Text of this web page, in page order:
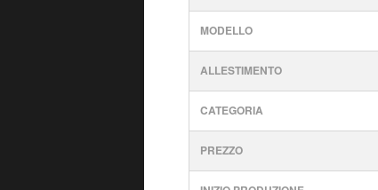
MODELLO
ALLESTIMENTO
CATEGORIA
PREZZO